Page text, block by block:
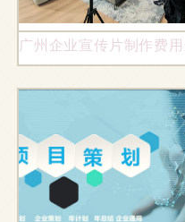
南
广州企业宣传片制作费